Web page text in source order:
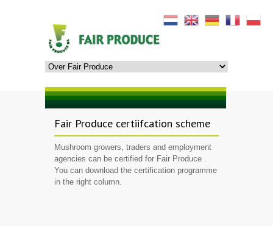
Fair Produce certiifcation scheme
Mushroom growers, traders and employment
agencies can be certified for Fair Produce
You can download the certification programme
in the right column.